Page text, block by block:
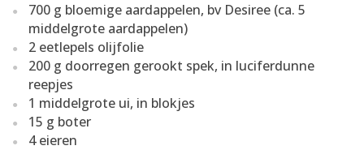
700 g bloemige aardappelen, bv Desiree (ca. 5
middelgrote aardappelen)
2 eetlepels olijfolie
200 g doorregen gerookt spek, in luciferdunne
reepjes
1 middelgrote ui, in blokjes
15 g boter
4 eieren